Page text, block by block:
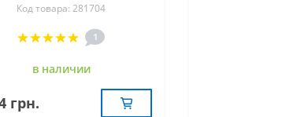
Код товара: 281704
1
в наличии
грн.